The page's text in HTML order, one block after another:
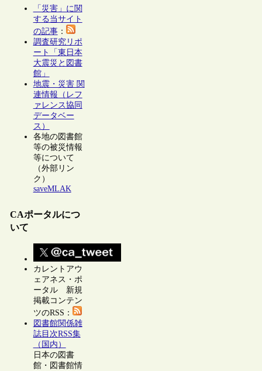
「災害」に関
する当サイト
の記事：
調査研究リポ
ート「東日本
大震災と図書
館」
地震・災害 関
連情報（レフ
ァレンス協同
データベー
ス）
各地の図書館
等の被災情報
等について
（外部リン
ク）
saveMLAK
CAポータルにつ
いて
カレントアウ
ェアネス・ポ
ータル 新規
掲載コンテン
ツのRSS：
図書館関係雑
誌目次RSS集
（国内）
日本の図書
館・図書館情